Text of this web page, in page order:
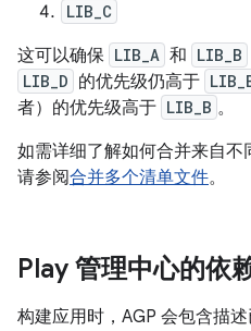
LIB_C
这可以确保 LIB_A 和 LIB_B
LIB_D 的优先级仍高于
者）的优先级高于 LIB_B 。
如需详细了解如何合并来自不
请参阅合并多个清单文件。
Play 管理中心的依
构建应用时，AGP 会包含描